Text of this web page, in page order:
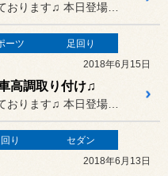
何時もお世話になっております♫ 本日登場のオーナーさまは…
ーツ
足回り
2018年6月15日
高調取り付け♫
何時もお世話になっております♫ 本日登場のオーナーさまは…
り
セダン
2018年6月13日